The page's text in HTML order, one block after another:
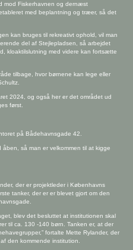
mod Fiskerhavnen og dernæst
med beplantning og træer, så det
kan bruges til rekreativt ophold, vil man
del af Stejlepladsen, så arbejdet
kloaktilslutning med videre kan fortsætte
tilbage, hvor børnene kan lege eller
2024, og også her er det området ud
først.
på Bådehavnsgade 42.
så man er velkommen til at kigge
der er projektleder i Københavns
tanker, der er er blevet gjort om den
blev det besluttet at institutionen skal
til ca. 130 -140 børn. Tanken er, at der
fortalte Mette Rylander, der
den kommende institution.